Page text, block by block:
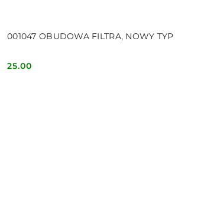
001047 OBUDOWA FILTRA, NOWY TYP
Cena:
25.00